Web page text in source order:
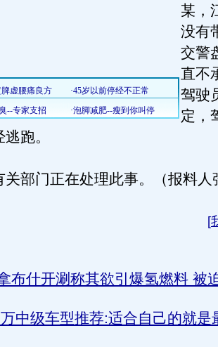
某，
没有
交警
直不
驾驶
定，
跑。
门正在处理此事。（报料人
[
布什开涮称其欲引爆氢燃料 被
中级车型推荐:适合自己的就是